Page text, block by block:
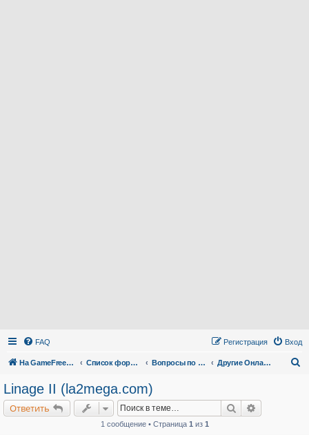
FAQ Вход
Регистрация
На GameFreedom.ru Список форумов Вопросы по сервису Другие Онлайн игры
Linage II (la2mega.com)
Ответить Поиск
1 сообщение • Страница 1 из 1